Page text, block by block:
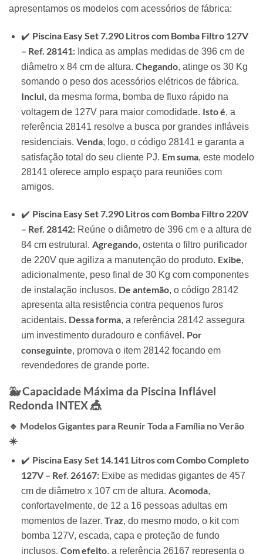
apresentamos os modelos com acessórios de fábrica:
✔️ Piscina Easy Set 7.290 Litros com Bomba Filtro 127V
– Ref. 28141:Indica as amplas medidas de 396 cm de
diâmetro x 84 cm de altura. Chegando, atinge os 30 Kg
somando o peso dos acessórios elétricos de fábrica.
Inclui, da mesma forma, bomba de fluxo rápido na
voltagem de 127V para maior comodidade. Isto é, a
referência 28141 resolve a busca por grandes infláveis
residenciais. Venda, logo, o código 28141 e garanta a
satisfação total do seu cliente PJ. Em suma, este modelo
28141 oferece amplo espaço para reuniões com
amigos.
✔️ Piscina Easy Set 7.290 Litros com Bomba Filtro 220V
– Ref. 28142:Reúne o diâmetro de 396 cm e a altura de
84 cm estrutural. Agregando, ostenta o filtro purificador
de 220V que agiliza a manutenção do produto. Exibe,
adicionalmente, peso final de 30 Kg com componentes
de instalação inclusos. De antemão, o código 28142
apresenta alta resistência contra pequenos furos
acidentais. Dessa forma, a referência 28142 assegura
um investimento duradouro e confiável. Por
conseguinte, promova o item 28142 focando em
revendedores de grande porte.
🐳 Capacidade Máxima da Piscina Inflável
Redonda INTEX 🎪
🔹 Modelos Gigantes para Reunir Toda a Família no Verão
☀️
✔️ Piscina Easy Set 14.141 Litros com Combo Completo
127V – Ref. 26167:Exibe as medidas gigantes de 457
cm de diâmetro x 107 cm de altura. Acomoda,
confortavelmente, de 12 a 16 pessoas adultas em
momentos de lazer. Traz, do mesmo modo, o kit com
bomba 127V, escada, capa e proteção de fundo
inclusos. Com efeito, a referência 26167 representa o